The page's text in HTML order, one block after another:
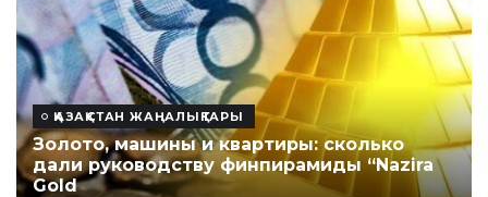
ҚАЗАҚСТАН ЖАҢАЛЫҚТАРЫ
Золото, машины и квартиры: сколько
дали руководству финпирамиды “Nazira
Gold